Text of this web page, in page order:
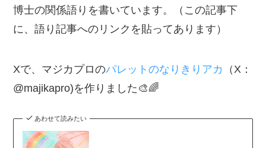
博士の関係語りを書いています。（この記事下
に、語り記事へのリンクを貼ってあります）
Xで、マジカプロのパレットのなりきりアカ
（X：
@majikapro)を作りました🎨🌈
あわせて読みたい